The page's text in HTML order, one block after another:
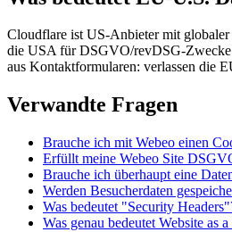
Cloudflare ist US-Anbieter mit
die USA für DSGVO/revDSG-Zwecke
aus Kontaktformularen: verlassen die
Verwandte Fragen
Brauche ich mit Webeo einen
Erfüllt meine Webeo Site
Brauche ich überhaupt eine
Werden Besucherdaten
Was bedeutet "Security
Was genau bedeutet Website as